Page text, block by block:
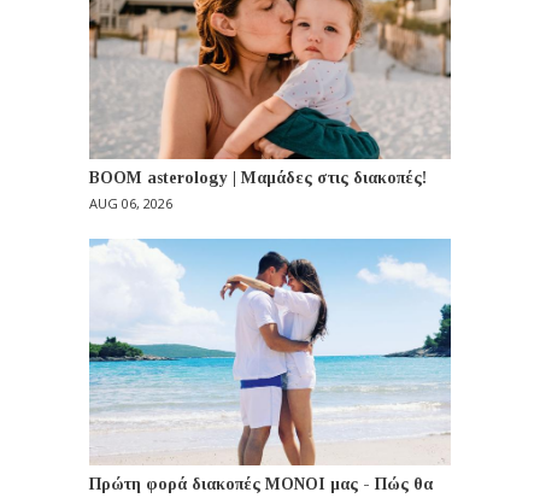
BOOM asterology | Μαμάδες στις διακοπές!
AUG 06, 2026
Πρώτη φορά διακοπές ΜΟΝΟΙ μας - Πώς θα